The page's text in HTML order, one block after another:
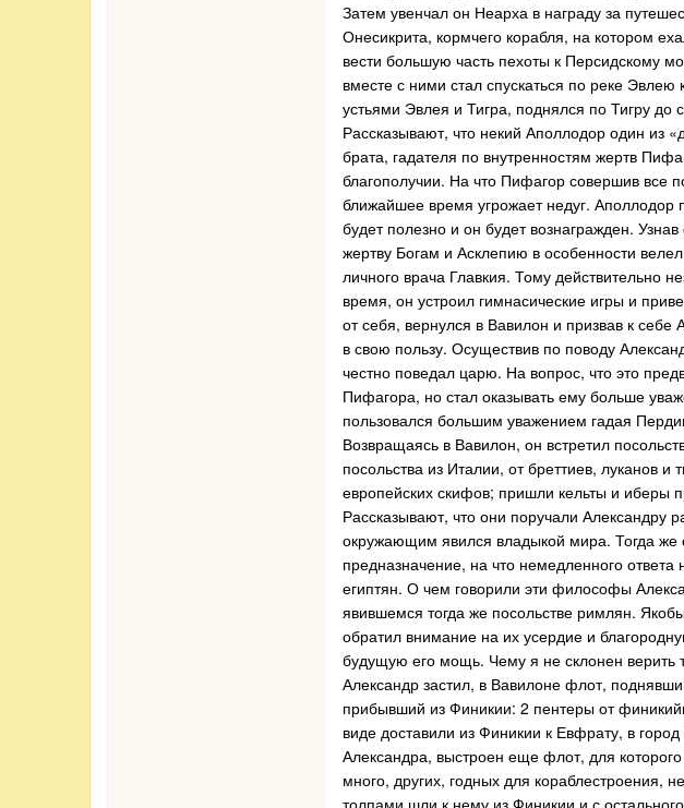
Затем увенчал он Неарха в награду за
Онесикрита, кормчего корабля, на котором
вести большую часть пехоты к Персидскому
вместе с ними стал спускаться по реке
устьями Эвлея и Тигра, поднялся по Тигру до
Рассказывают, что некий Аполлодор один из
брата, гадателя по внутренностям жертв
благополучии. На что Пифагор совершив все
ближайшее время угрожает недуг. Аполлодор
будет полезно и он будет вознагражден.
жертву Богам и Асклепию в особенности
личного врача Главкия. Тому действительно
время, он устроил гимнасические игры и
от себя, вернулся в Вавилон и призвав к
в свою пользу. Осуществив по поводу
честно поведал царю. На вопрос, что это
Пифагора, но стал оказывать ему больше
пользовался большим уважением гадая
Возвращаясь в Вавилон, он встретил
посольства из Италии, от бреттиев, луканов
европейских скифов; пришли кельты и
Рассказывают, что они поручали Александру
окружающим явился владыкой мира. Тогда
предназначение, на что немедленного
египтян. О чем говорили эти философы
явившемся тогда же посольстве римлян.
обратил внимание на их усердие и
будущую его мощь. Чему я не склонен верить
Александр застил, в Вавилоне флот,
прибывший из Финикии: 2 пентеры от
виде доставили из Финикии к Евфрату, в
Александра, выстроен еще флот, для
много, других, годных для кораблестроения,